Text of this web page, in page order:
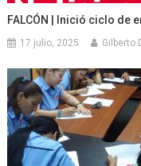
FALCÓN | Inició ciclo de
17 julio, 2025 Gilberto